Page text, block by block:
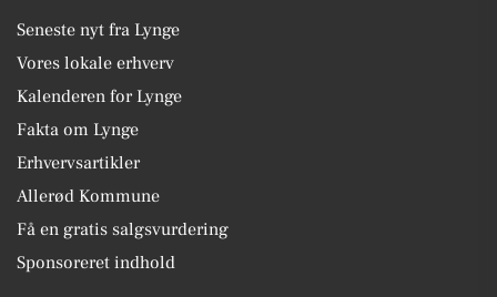
Seneste nyt fra Lynge
Vores lokale erhverv
Kalenderen for Lynge
Fakta om Lynge
Erhvervsartikler
Allerød Kommune
Få en gratis salgsvurdering
Sponsoreret indhold